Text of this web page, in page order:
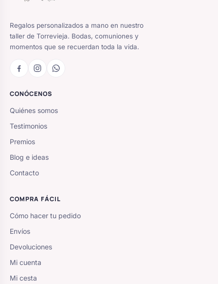
Regalos personalizados a mano en nuestro
taller de Torrevieja. Bodas, comuniones y
momentos que se recuerdan toda la vida.
CONÓCENOS
Quiénes somos
Testimonios
Premios
Blog e ideas
Contacto
COMPRA FÁCIL
Cómo hacer tu pedido
Envíos
Devoluciones
Mi cuenta
Mi cesta